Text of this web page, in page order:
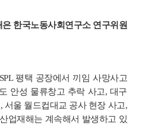
은 한국노동사회연구소 연구위원
평택 공장에서 끼임 사망사고
안성 물류창고 추락 사고, 대구
서울 월드컵대교 공사 현장 사고,
업재해는 계속해서 발생하고 있